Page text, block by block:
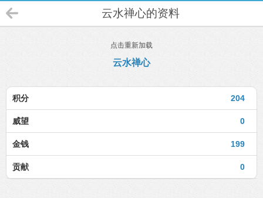
云水禅心的资料
点击重新加载
云水禅心
204
积分
0
威望
199
金钱
0
贡献